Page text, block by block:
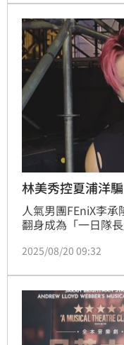
問真實身分，讓
可以更有自信跳舞
林美秀控夏浦洋
人氣男團FEniX李
翻身成為「一日隊
歌唱及台語實力不
2025/08/20 09:32